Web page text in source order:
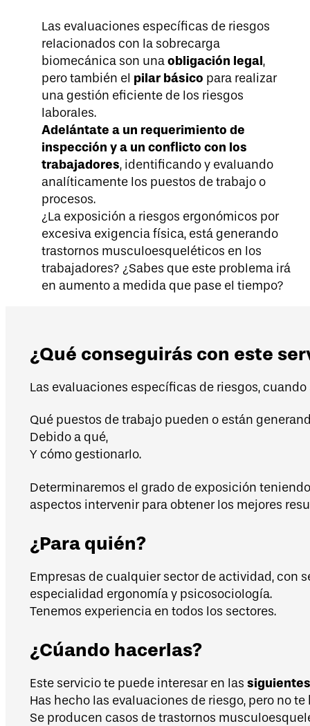
Las evaluaciones específicas de riesgos
relacionados con la sobrecarga
biomecánica son unaobligación legal,
pero también el pilar básico para realizar
una gestión eficiente de los riesgos
laborales.
Adelántate a un requerimiento de
inspección y a un conflicto con los
trabajadores, identificando y evaluando
analíticamente los puestos de trabajo o
procesos.
¿La exposición a riesgos ergonómicos por
excesiva exigencia física, está generando
trastornos musculoesqueléticos en los
trabajadores? ¿Sabes que este problema irá
en aumento a medida que pase el tiempo?
¿Qué conseguirás con este
Las evaluaciones específicas de riesgos,
Qué puestos de trabajo pueden o están
Debido a qué,
Y cómo gestionarlo.
Determinaremos el grado de exposición
aspectos intervenir para obtener los mejores
¿Para quién?
Empresas de cualquier sector de actividad, con
especialidad ergonomía y psicosociología.
Tenemos experiencia en todos los sectores.
¿Cúando hacerlas?
Este servicio te puede interesar en las
Has hecho las evaluaciones de riesgo, pero no
Se producen casos de trastornos